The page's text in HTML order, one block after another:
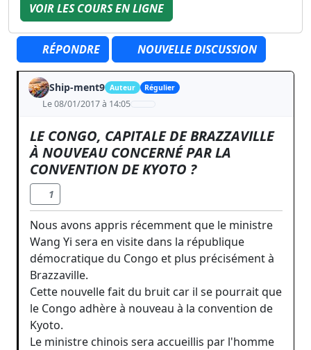
VOIR LES COURS EN LIGNE
RÉPONDRE NOUVELLE DISCUSSION
Ship-ment9 Auteur Régulier
Le 08/01/2017 à 14:05
LE CONGO, CAPITALE DE BRAZZAVILLE
À NOUVEAU CONCERNÉ PAR LA
CONVENTION DE KYOTO ?
1
Nous avons appris récemment que le ministre
Wang Yi sera en visite dans la république
démocratique du Congo et plus précisément à
Brazzaville.
Cette nouvelle fait du bruit car il se pourrait que
le Congo adhère à nouveau à la convention de
Kyoto.
Le ministre chinois sera accueillis par l'homme